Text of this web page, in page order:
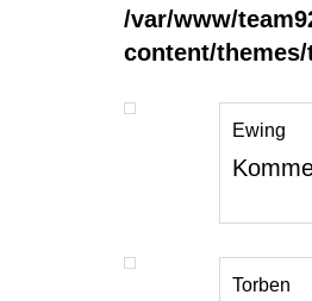
/var/www/
content/
Ewing
Torben